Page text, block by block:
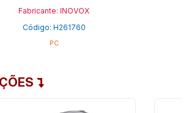
Fabricante: INOVOX
Código: H261760
PC